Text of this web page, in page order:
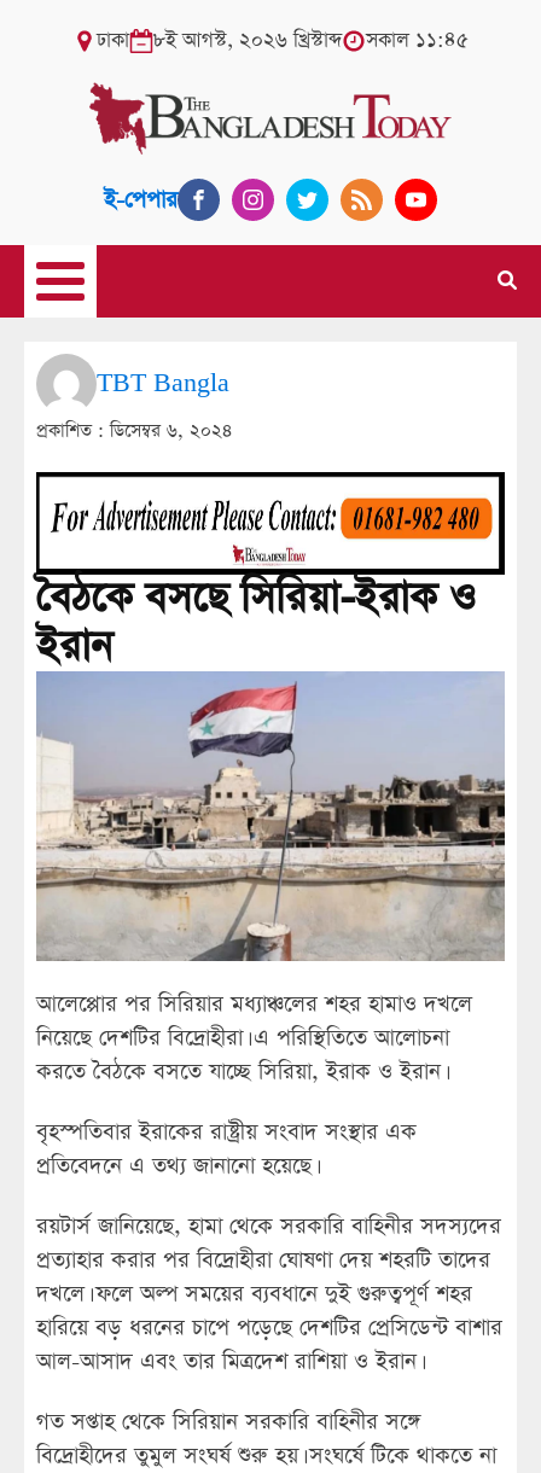
ঢাকা ৮ই আগস্ট, ২০২৬ খ্রিস্টাব্দ সকাল ১১:৪৫
ই-পেপার
TBT Bangla
প্রকাশিত :ডিসেম্বর ৬, ২০২৪
বৈঠকে বসছে সিরিয়া-ইরাক ও
ইরান
আলেপ্পোর পর সিরিয়ার মধ্যাঞ্চলের শহর হামাও দখলে
নিয়েছে দেশটির বিদ্রোহীরা। এ পরিস্থিতিতে আলোচনা
করতে বৈঠকে বসতে যাচ্ছে সিরিয়া, ইরাক ও ইরান।
বৃহস্পতিবার ইরাকের রাষ্ট্রীয় সংবাদ সংস্থার এক
প্রতিবেদনে এ তথ্য জানানো হয়েছে।
রয়টার্স জানিয়েছে, হামা থেকে সরকারি বাহিনীর সদস্যদের
প্রত্যাহার করার পর বিদ্রোহীরা ঘোষণা দেয় শহরটি তাদের
দখলে। ফলে অল্প সময়ের ব্যবধানে দুই গুরুত্বপূর্ণ শহর
হারিয়ে বড় ধরনের চাপে পড়েছে দেশটির প্রেসিডেন্ট বাশার
আল-আসাদ এবং তার মিত্রদেশ রাশিয়া ও ইরান।
গত সপ্তাহ থেকে সিরিয়ান সরকারি বাহিনীর সঙ্গে
বিদ্রোহীদের তুমুল সংঘর্ষ শুরু হয়। সংঘর্ষে টিকে থাকতে না